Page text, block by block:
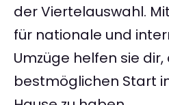
der Viertelauswahl.
für nationale und
Umzüge helfen sie dir,
bestmöglichen Start